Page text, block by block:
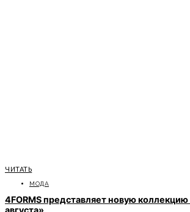
ЧИТАТЬ
МОДА
4FORMS представляет новую коллекцию
августа»